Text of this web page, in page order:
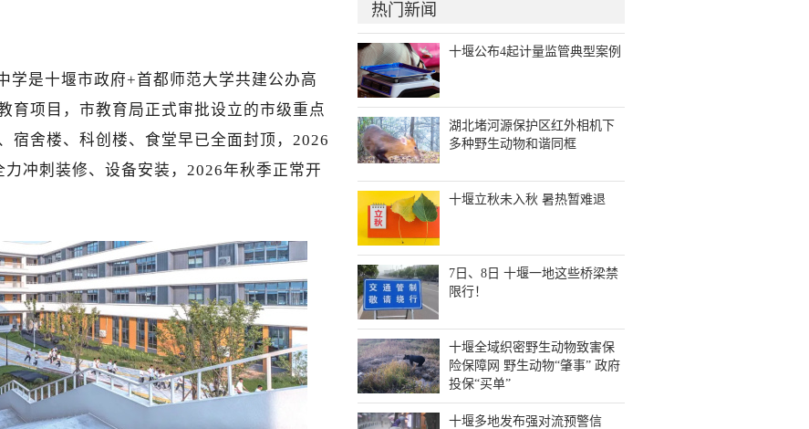
学是十堰市政府+首都师范大学共建公办高
育项目，市教育局正式审批设立的市级重点
宿舍楼、科创楼、食堂早已全面封顶，2026
冲刺装修、设备安装，2026年秋季正常开
热门新闻
十堰公布4起计量监管典型案例
湖北堵河源保护区红外相机下
多种野生动物和谐同框
十堰立秋未入秋 暑热暂难退
7日、8日 十堰一地这些桥梁禁
限行！
十堰全域织密野生动物致害保
险保障网 野生动物“肇事” 政府
投保“买单”
十堰多地发布强对流预警信